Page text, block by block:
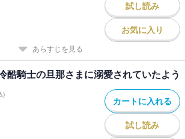
試し読み
お気に入り
あらすじを見る
酷騎士の旦那さまに溺愛されていたよう
)
カートに入れる
試し読み